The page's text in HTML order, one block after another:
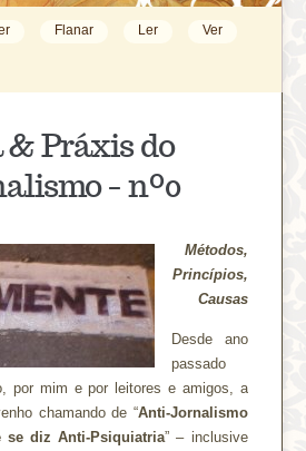
Flanar Ler Ver
Práxis do
– nº0
Métodos,
Princípios,
Causas
Desde ano
passado
por mim e por leitores e amigos, a
chamando de “Anti-Jornalismo
se diz Anti-Psiquiatria” – inclusive